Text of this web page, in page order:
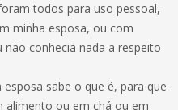
todos para uso pessoal,
minha esposa, ou com
conhecia nada a respeito
sabe o que é, para que
alimento ou em chá ou em